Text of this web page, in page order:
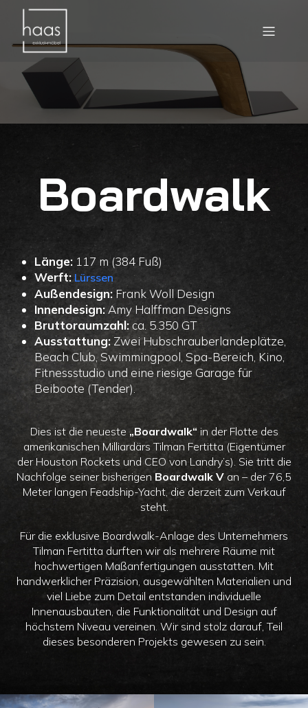
Boardwalk
Länge: 117 m (384 Fuß)
Werft: Lürssen
Außendesign: Frank Woll Design
Innendesign:Amy Halffman Designs
Bruttoraumzahl: ca. 5.350 GT
Ausstattung: Zwei Hubschrauberlandeplätze,
Beach Club, Swimmingpool, Spa-Bereich, Kino,
Fitnessstudio und eine riesige Garage für
Beiboote (Tender).
Dies ist die neueste„Boardwalk“ in der Flotte des
amerikanischen Milliardärs Tilman Fertitta (Eigentümer
der Houston Rockets und CEO von Landry’s). Sie tritt die
Nachfolge seiner bisherigenBoardwalk V an – der 76,5
Meter langen Feadship-Yacht, die derzeit zum Verkauf
steht.
Für die exklusive Boardwalk-Anlage des Unternehmers
Tilman Fertitta durften wir als mehrere Räume mit
hochwertigen Maßanfertigungen ausstatten. Mit
handwerklicher Präzision, ausgewählten Materialien und
viel Liebe zum Detail entstanden individuelle
Innenausbauten, die Funktionalität und Design auf
höchstem Niveau vereinen. Wir sind stolz darauf, Teil
dieses besonderen Projekts gewesen zu sein.